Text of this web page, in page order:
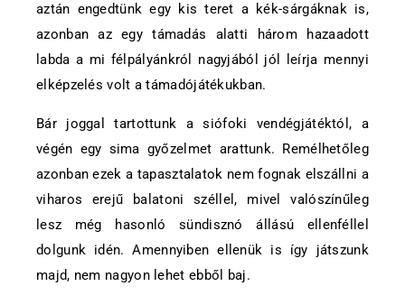
aztán engedtünk egy kis teret a kék-sárgáknak is,
azonban az egy támadás alatti három hazaadott
labda a mi félpályánkról nagyjából jól leírja mennyi
elképzelés volt a támadójátékukban.
Bár joggal tartottunk a siófoki vendégjátéktól, a
végén egy sima győzelmet arattunk. Remélhetőleg
azonban ezek a tapasztalatok nem fognak elszállni a
viharos erejű balatoni széllel, mivel valószínűleg
lesz még hasonló sündisznó állású ellenféllel
dolgunk idén. Amennyiben ellenük is így játszunk
majd, nem nagyon lehet ebből baj.